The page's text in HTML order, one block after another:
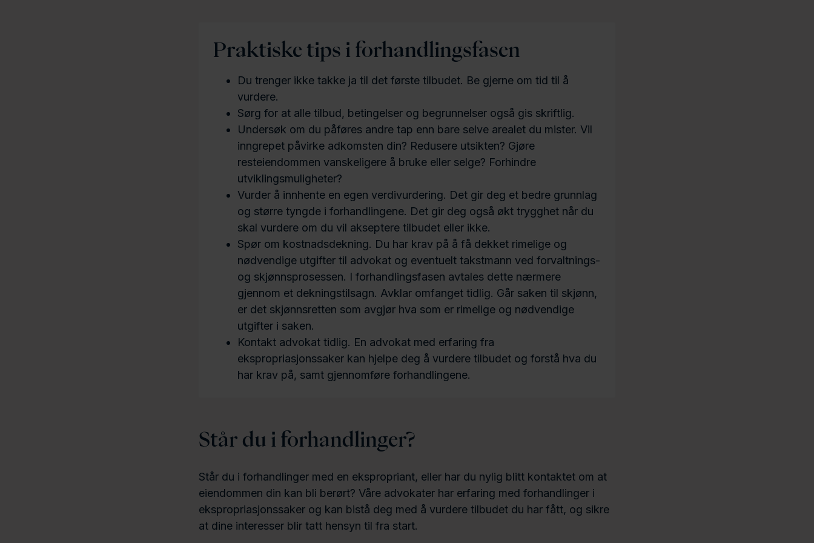
Praktiske tips i forhandlingsfasen
Du trenger ikke takke ja til det første tilbudet. Be gjerne om tid til å
vurdere.
Sørg for at alle tilbud, betingelser og begrunnelser også gis skriftlig.
Undersøk om du påføres andre tap enn bare selve arealet du mister. Vil
inngrepet påvirke adkomsten din? Redusere utsikten? Gjøre
resteiendommen vanskeligere å bruke eller selge? Forhindre
utviklingsmuligheter?
Vurder å innhente en egen verdivurdering. Det gir deg et bedre grunnlag
og større tyngde i forhandlingene. Det gir deg også økt trygghet når du
skal vurdere om du vil akseptere tilbudet eller ikke.
Spør om kostnadsdekning. Du har krav på å få dekket rimelige og
nødvendige utgifter til advokat og eventuelt takstmann ved forvaltnings-
og skjønnsprosessen. I forhandlingsfasen avtales dette nærmere
gjennom et dekningstilsagn. Avklar omfanget tidlig. Går saken til skjønn,
er det skjønnsretten som avgjør hva som er rimelige og nødvendige
utgifter i saken.
Kontakt advokat tidlig. En advokat med erfaring fra
ekspropriasjonssaker kan hjelpe deg å vurdere tilbudet og forstå hva du
har krav på, samt gjennomføre forhandlingene.
Står du i forhandlinger?
Står du i forhandlinger med en ekspropriant, eller har du nylig blitt kontaktet om at
eiendommen din kan bli berørt? Våre advokater har erfaring med forhandlinger i
ekspropriasjonssaker og kan bistå deg med å vurdere tilbudet du har fått, og sikre
at dine interesser blir tatt hensyn til fra start.